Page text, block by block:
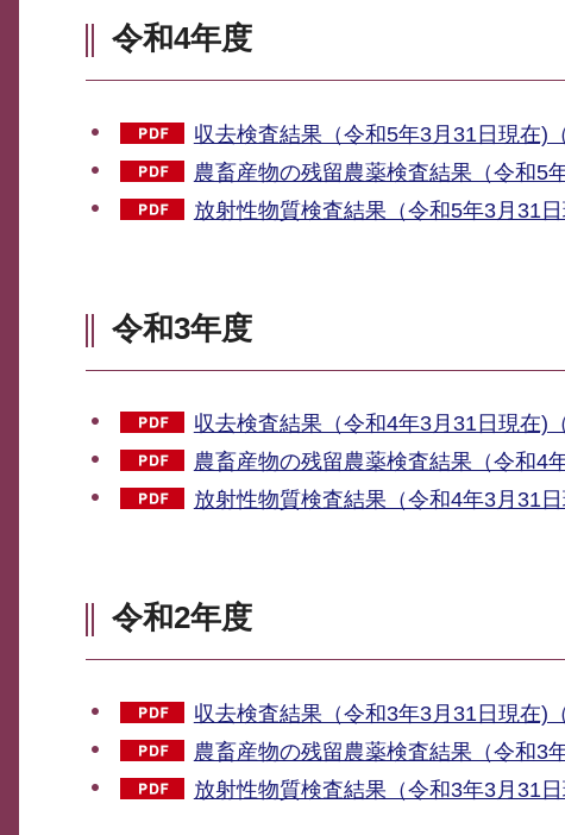
令和4年度
収去検査結果（令和5年3月31日現在)
農畜産物の残留農薬検査結果（令和5
放射性物質検査結果（令和5年3月31日
令和3年度
収去検査結果（令和4年3月31日現在)
農畜産物の残留農薬検査結果（令和4
放射性物質検査結果（令和4年3月31日
令和2年度
収去検査結果（令和3年3月31日現在)
農畜産物の残留農薬検査結果（令和3
放射性物質検査結果（令和3年3月31日